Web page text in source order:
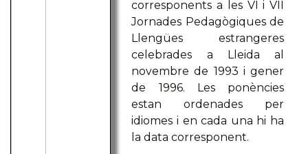
corresponents a les VI i VII
Jornades Pedagògiques de
Llengües estrangeres
celebrades a Lleida al
novembre de 1993 i gener
de 1996. Les ponències
estan ordenades per
idiomes i en cada una hi ha
la data corresponent.